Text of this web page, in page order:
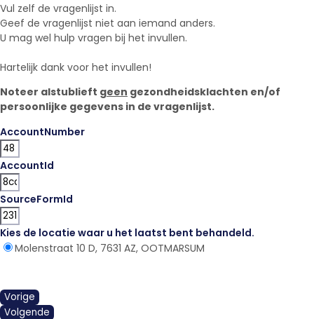
Vul zelf de vragenlijst in.
Geef de vragenlijst niet aan iemand anders.
U mag wel hulp vragen bij het invullen.
Hartelijk dank voor het invullen!
Noteer alstublieft geen gezondheidsklachten en/of
persoonlijke gegevens in de vragenlijst.
AccountNumber
AccountId
SourceFormId
Kies de locatie waar u het laatst bent behandeld.
Molenstraat 10 D, 7631 AZ, OOTMARSUM
Vorige
Volgende